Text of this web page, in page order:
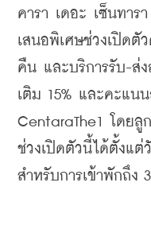
คารา เดอะ เซ็นทาร
เสนอพิเศษช่วงเปิด
คืน และบริการรับ-ส่
เติม 15% และคะแน
CentaraThe1 โดยลู
ช่วงเปิดตัวนี้ได้ตั้งแ
สำหรับการเข้าพักถึง